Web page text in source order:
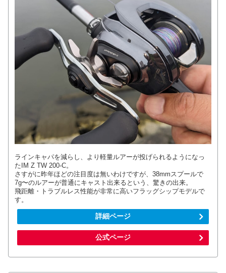
ラインキャパを減らし、より軽量ルアーが投げられるようになっ
たIM Z TW 200-C。
さすがに昨年ほどの注目度は無いわけですが、38mmスプールで
7g〜のルアーが普通にキャスト出来るという、驚きの出来。
飛距離・トラブルレス性能が非常に高いフラッグシップモデルで
す。
詳細ページ
公式ページ